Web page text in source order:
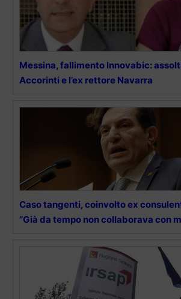
Messina, fallimento Innovabic:
Accorinti e l’ex rettore Navarra
Caso tangenti, coinvolto ex
”Già da tempo non collaborava con